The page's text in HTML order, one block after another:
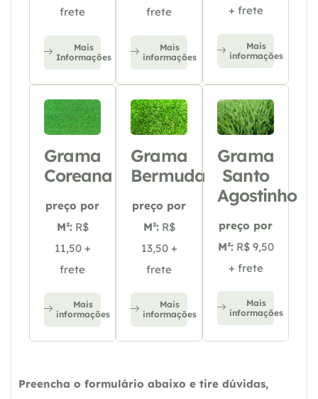
frete
Mais
Informações
frete
Mais
informações
+ frete
Mais
informações
Grama
Coreana
preço por
M²: R$
11,50 +
frete
Mais
informações
Grama
Bermuda
preço por
M²: R$
13,50 +
frete
Mais
informações
Grama
Santo
Agostinho
preço por
M²: R$ 9,50
+ frete
Mais
informações
Preencha o formulário abaixo e tire dúvidas,